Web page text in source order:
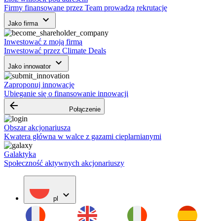
Firmy finansowane przez Team prowadzą rekrutację
Jako firma keyboard_arrow_down
Inwestować z moją firmą
Inwestować przez Climate Deals
Jako innowator keyboard_arrow_down
Zaproponuj innowację
Ubieganie się o finansowanie innowacji
arrow_backward Połączenie
Obszar akcjonariusza
Kwatera główna w walce z gazami cieplarnianymi
Galaktyka
Społeczność aktywnych akcjonariuszy
pl expand_more